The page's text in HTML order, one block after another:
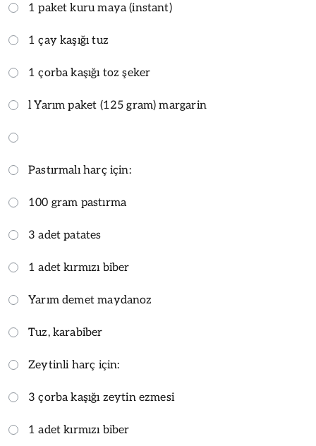
1 paket kuru maya (instant)
1 çay kaşığı tuz
1 çorba kaşığı toz şeker
l Yarım paket (125 gram) margarin
Pastırmalı harç için:
100 gram pastırma
3 adet patates
1 adet kırmızı biber
Yarım demet maydanoz
Tuz, karabiber
Zeytinli harç için:
3 çorba kaşığı zeytin ezmesi
1 adet kırmızı biber